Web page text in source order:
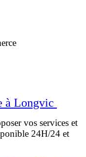
à Longvic
vos services et
24H/24 et